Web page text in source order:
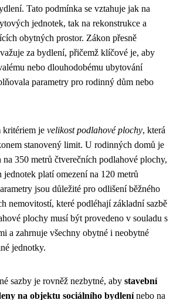
Tato podmínka se vztahuje jak na
jednotek, tak na rekonstrukce a
obytných prostor. Zákon přesně
za bydlení, přičemž klíčové je, aby
nebo dlouhodobému ubytování
parametry pro rodinný dům nebo
kritériem je velikost podlahové plochy, která
stanovený limit. U rodinných domů je
350 metrů čtverečních podlahové plochy,
platí omezení na 120 metrů
jsou důležité pro odlišení běžného
nemovitostí, které podléhají základní sazbě
plochy musí být provedeno v souladu s
a zahrnuje všechny obytné i neobytné
jednotky.
sazby je rovněž nezbytné, aby stavební
na objektu sociálního bydlenínebo na